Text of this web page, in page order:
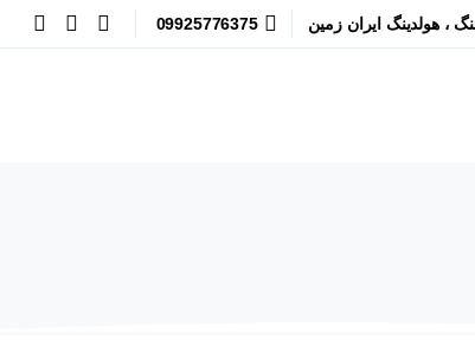
، هولدینگ ایران زمین 09925776375